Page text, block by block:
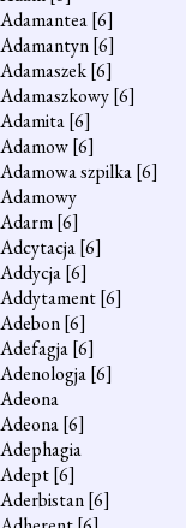
Adamantea[6]
Adamantyn[6]
Adamaszek[6]
Adamaszkowy[6]
Adamita[6]
Adamow[6]
Adamowa szpilka[6]
Adamowy
Adarm[6]
Adcytacja[6]
Addycja[6]
Addytament[6]
Adebon[6]
Adefagja[6]
Adenologja[6]
Adeona
Adeona[6]
Adephagia
Adept[6]
Aderbistan[6]